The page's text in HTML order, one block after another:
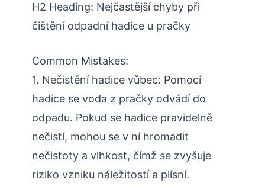
H2 Heading: Nejčastější chyby při
čištění odpadní hadice u pračky
Common Mistakes:
1. Nečistění hadice vůbec: Pomocí
hadice se voda z pračky odvádí do
odpadu. Pokud se hadice pravidelně
nečistí, mohou se v ní hromadit
nečistoty a vlhkost, čímž se zvyšuje
riziko vzniku náležitostí a plísní.